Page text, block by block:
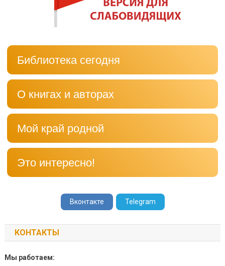
Библиотека сегодня
О книгах и авторах
Мой край родной
Это интересно!
Вконтакте Telegram
КОНТАКТЫ
Мы работаем: